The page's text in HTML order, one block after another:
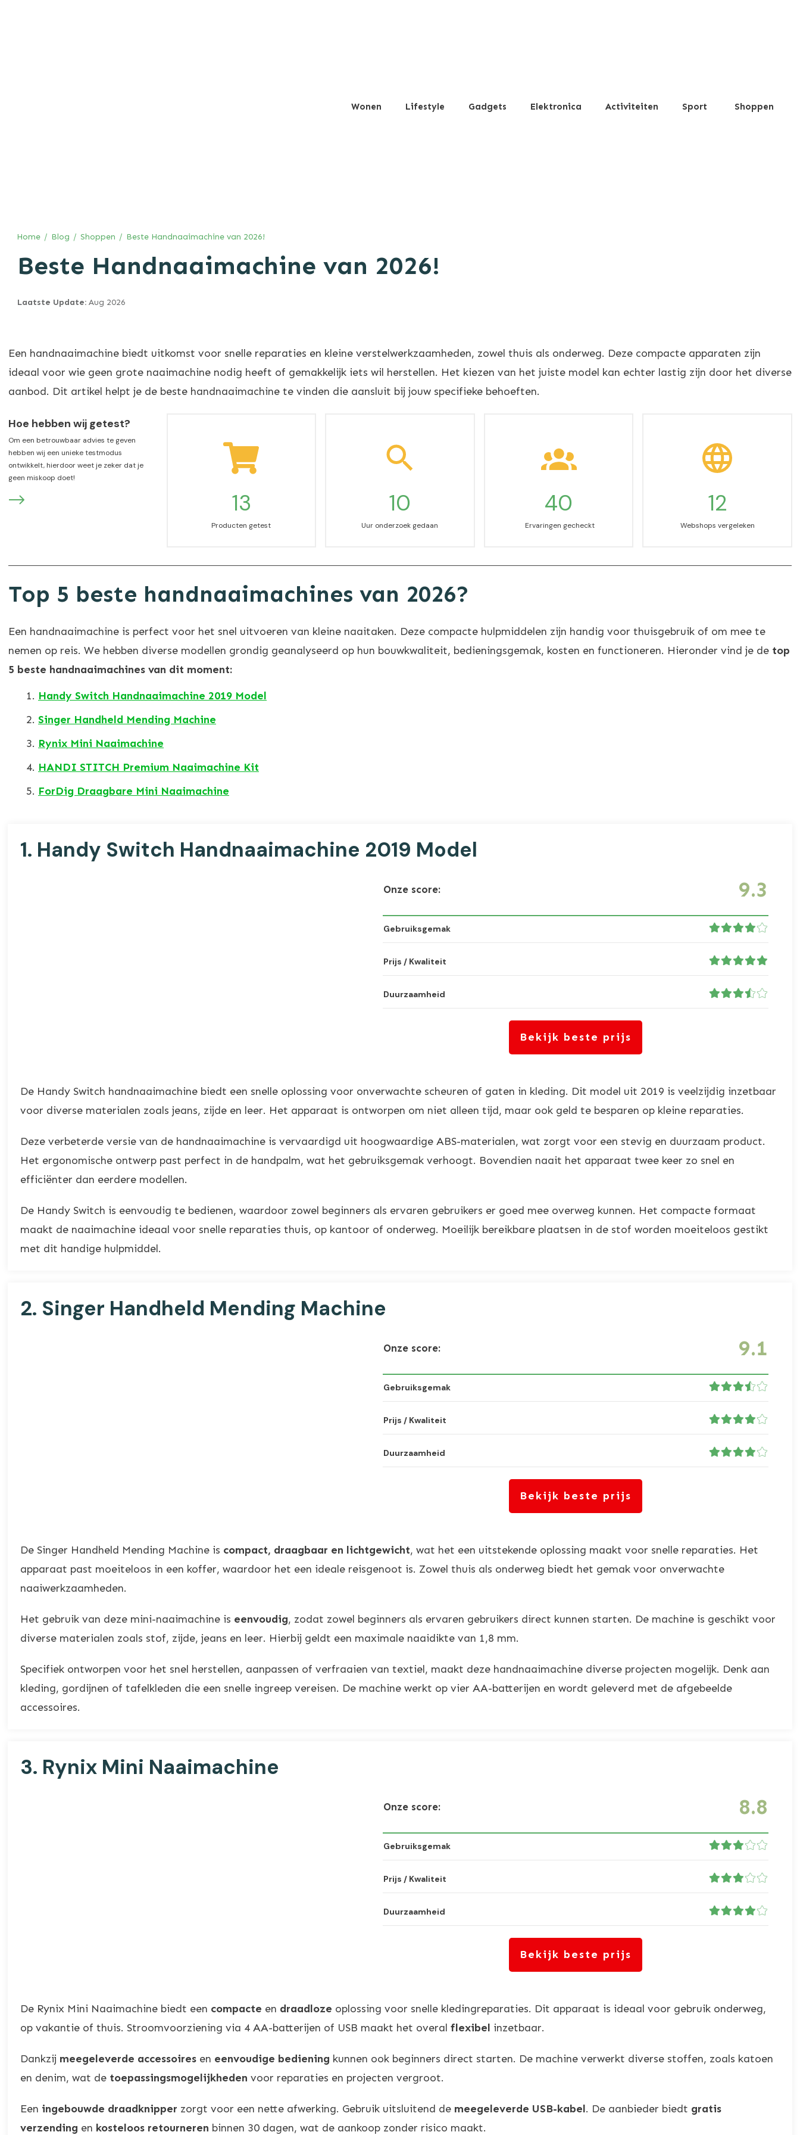
Wonen Lifestyle Gadgets Elektronica Activiteiten Sport Shoppen
Home / Blog / Shoppen / Beste Handnaaimachine van 2026!
Beste Handnaaimachine van 2026!
Laatste Update: Aug 2026
Een handnaaimachine biedt uitkomst voor snelle reparaties en kleine verstelwerkzaamheden, zowel thuis als onderweg. Deze compacte apparaten zijn
ideaal voor wie geen grote naaimachine nodig heeft of gemakkelijk iets wil herstellen. Het kiezen van het juiste model kan echter lastig zijn door het diverse
aanbod. Dit artikel helpt je de beste handnaaimachine te vinden die aansluit bij jouw specifieke behoeften.
Hoe hebben wij getest?
Om een betrouwbaar advies te geven
hebben wij een unieke testmodus
ontwikkelt, hierdoor weet je zeker dat je
geen miskoop doet!
13
Producten getest
10
Uur onderzoek gedaan
40
Ervaringen gecheckt
12
Webshops vergeleken
Top 5 beste handnaaimachines van 2026?
Een handnaaimachine is perfect voor het snel uitvoeren van kleine naaitaken. Deze compacte hulpmiddelen zijn handig voor thuisgebruik of om mee te
nemen op reis. We hebben diverse modellen grondig geanalyseerd op hun bouwkwaliteit, bedieningsgemak, kosten en functioneren. Hieronder vind je de top
5 beste handnaaimachines van dit moment:
Handy Switch Handnaaimachine 2019 Model
Singer Handheld Mending Machine
Rynix Mini Naaimachine
HANDI STITCH Premium Naaimachine Kit
ForDig Draagbare Mini Naaimachine
1. Handy Switch Handnaaimachine 2019 Model
Onze score: 9.3
Gebruiksgemak
Prijs / Kwaliteit
Duurzaamheid
Bekijk beste prijs
De Handy Switch handnaaimachine biedt een snelle oplossing voor onverwachte scheuren of gaten in kleding. Dit model uit 2019 is veelzijdig inzetbaar
voor diverse materialen zoals jeans, zijde en leer. Het apparaat is ontworpen om niet alleen tijd, maar ook geld te besparen op kleine reparaties.
Deze verbeterde versie van de handnaaimachine is vervaardigd uit hoogwaardige ABS-materialen, wat zorgt voor een stevig en duurzaam product.
Het ergonomische ontwerp past perfect in de handpalm, wat het gebruiksgemak verhoogt. Bovendien naait het apparaat twee keer zo snel en
efficiënter dan eerdere modellen.
De Handy Switch is eenvoudig te bedienen, waardoor zowel beginners als ervaren gebruikers er goed mee overweg kunnen. Het compacte formaat
maakt de naaimachine ideaal voor snelle reparaties thuis, op kantoor of onderweg. Moeilijk bereikbare plaatsen in de stof worden moeiteloos gestikt
met dit handige hulpmiddel.
2. Singer Handheld Mending Machine
Onze score: 9.1
Gebruiksgemak
Prijs / Kwaliteit
Duurzaamheid
Bekijk beste prijs
De Singer Handheld Mending Machine is compact, draagbaar en lichtgewicht, wat het een uitstekende oplossing maakt voor snelle reparaties. Het
apparaat past moeiteloos in een koffer, waardoor het een ideale reisgenoot is. Zowel thuis als onderweg biedt het gemak voor onverwachte
naaiwerkzaamheden.
Het gebruik van deze mini-naaimachine is eenvoudig, zodat zowel beginners als ervaren gebruikers direct kunnen starten. De machine is geschikt voor
diverse materialen zoals stof, zijde, jeans en leer. Hierbij geldt een maximale naaidikte van 1,8 mm.
Specifiek ontworpen voor het snel herstellen, aanpassen of verfraaien van textiel, maakt deze handnaaimachine diverse projecten mogelijk. Denk aan
kleding, gordijnen of tafelkleden die een snelle ingreep vereisen. De machine werkt op vier AA-batterijen en wordt geleverd met de afgebeelde
accessoires.
3. Rynix Mini Naaimachine
Onze score: 8.8
Gebruiksgemak
Prijs / Kwaliteit
Duurzaamheid
Bekijk beste prijs
De Rynix Mini Naaimachine biedt een compacte en draadloze oplossing voor snelle kledingreparaties. Dit apparaat is ideaal voor gebruik onderweg,
op vakantie of thuis. Stroomvoorziening via 4 AA-batterijen of USB maakt het overal flexibel inzetbaar.
Dankzij meegeleverde accessoires en eenvoudige bediening kunnen ook beginners direct starten. De machine verwerkt diverse stoffen, zoals katoen
en denim, wat de toepassingsmogelijkheden voor reparaties en projecten vergroot.
Een ingebouwde draadknipper zorgt voor een nette afwerking. Gebruik uitsluitend de meegeleverde USB-kabel. De aanbieder biedt gratis
verzending en kosteloos retourneren binnen 30 dagen, wat de aankoop zonder risico maakt.